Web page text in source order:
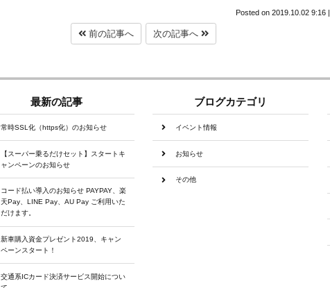
Posted on 2019.10.02 9:16|
前の記事へ 次の記事へ
最新の記事
常時SSL化（https化）のお知らせ
【スーパー乗るだけセット】スタートキ
ャンペーンのお知らせ
コード払い導入のお知らせ PAYPAY、楽
天Pay、LINE Pay、AU Pay ご利用いた
だけます。
新車購入資金プレゼント2019、キャン
ペーンスタート！
交通系ICカード決済サービス開始につい
ブログカテゴリ
イベント情報
お知らせ
その他